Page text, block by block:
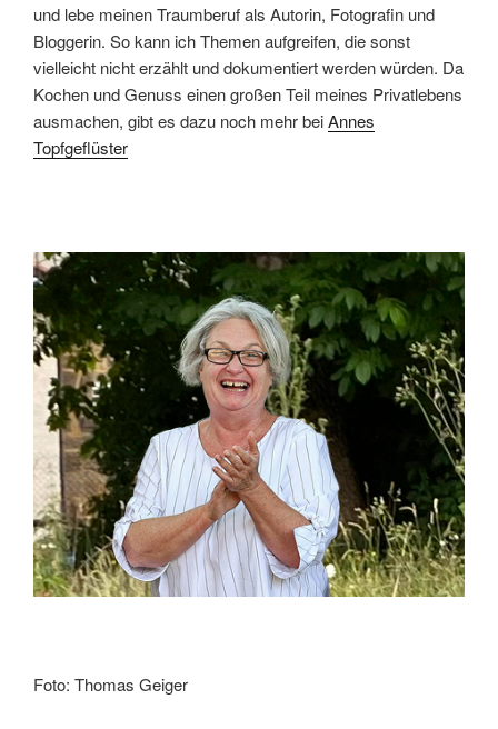
und lebe meinen Traumberuf als Autorin, Fotografin und
Bloggerin. So kann ich Themen aufgreifen, die sonst
vielleicht nicht erzählt und dokumentiert werden würden. Da
Kochen und Genuss einen großen Teil meines Privatlebens
ausmachen, gibt es dazu noch mehr beiAnnes
Topfgeflüster
Foto: Thomas Geiger